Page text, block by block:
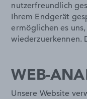
nutzerfreundlich
Ihrem Endgerät
ermöglichen es
wiederzuerkennen.
WEB-
Unsere Website